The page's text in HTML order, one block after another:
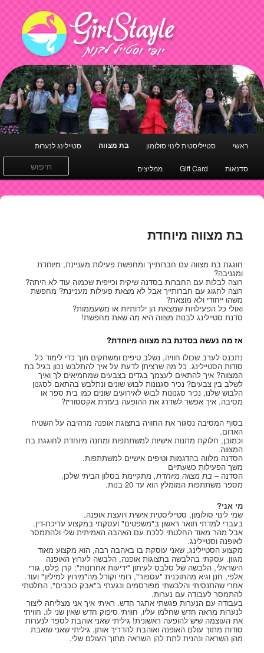
לדלג לתוכןסטייליסטית לינוי סולומון בת מצווה סטיילינג לנערות
סדנאות Gift Card ממליצים
בת מצווה מיוחדת
חוגגת בת מצווה עם חברותייך ומחפשת פעילות מעניינת, מיוחדת
ומגניבה?
רוצה לבלות עם החברות בסדנה שיקית וכייפית שכמוה עוד לא היתה?
רוצה לחגוג עם חברותייך אבל לא מצאת פעילות מעניינת? מחפשת
משהו ייחודי ולא מוצאת?
ואולי כל הפעילויות שמצאת הן ילדותיות או משעממות?
סדנת סטיילינג לבנות מצווה היא מה שאת מחפשת!
אז מה נעשה בסדנת בת מצווה מיוחדת?
נתכנס לערב שכולו חוויה, נשלב טיפים ומשחקים תוך כדי לימוד כל
סודות הסטיילינג. כל מה שרציתן לדעת על איך להתלבש נכון בגיל בת
המצווה? איך להתאים לעצמך בגדים בצבעים שמחמיאים לך ואיך
לשלב בין צבעים? נכיר סגנונות לבוש שונים ונתלבש בהתאם לסגנון
הלבוש שלנו, נכיר סגנונות לבוש לאירועים שונים כמו בית ספר או
מסיבה. איך אפשר לשדרג את ההופעה בעזרת אקססוריז?
בסוף המסיבה נסגור את החוויה בתצוגת אופנה מרהיבה על השטיח
האדום.
וכמובן, חלוקת מתנות אישיות למשתתפות ומתנה מיוחדת לחוגגת בת
המצווה.
הסדנה מלווה בהדגמות וטיפים אישיים למשתתפות.
משך הפעילות כשעתיים
הסדנה –בת מצווה מיוחדת,מתקיימת בסלון הביתי שלכן.
מספר משתתפות המומלץ הוא עד 20 בנות.
מי אני?
שמי לינוי סולומון, סטייליסטית אישית ויועצת אופנה.
בעברי למדתי תואר ראשון ב"משפטים" ועסקתי במקצוע עריכת-דין.
אבל מהר מאוד החלטתי ללכת עם האהבה האמיתית שלי ולהתמסר
לאופנה וסטיילינג.
מקצוע הסטיילינג, שאני עוסקת בו באהבה רבה, הוא מקצוע מאוד
מגוון. עסקתי בהלבשה בתצוגות אופנה, הלבשה לערוץ האופנה
הישראלי, הלבשה של סלבס לעיתון "ידיעות אחרונות": קרן פלס, גורי
אלפי, חנן וגיא מהתוכנית "עספור", רומי וקורל מה"מירוץ למיליון" ועוד.
אחרי שהתנסיתי והלבשתי מפורסמים ונגעתי ב"אבק כוכבים", החלטתי
להתמסר לעבודה עם נערות.
בעבודה עם הנערות פגשתי אתגר חדש. ראיתי איך אני מצליחה ליצור
לנערות מראה חדש שחלמו עליו, חוויתי סיפוק חדש שאין שני לו. חוויתי
את העוצמה שיש להופעה ראשונית! גיליתי שאני אוהבת לספר לנערות
סודות מתוך עולם האופנה ואוהבת להדריך אותן. גיליתי שאני שואבת
מהן השראה ונהנית לתת להן השראה מתוך העולם שלי.